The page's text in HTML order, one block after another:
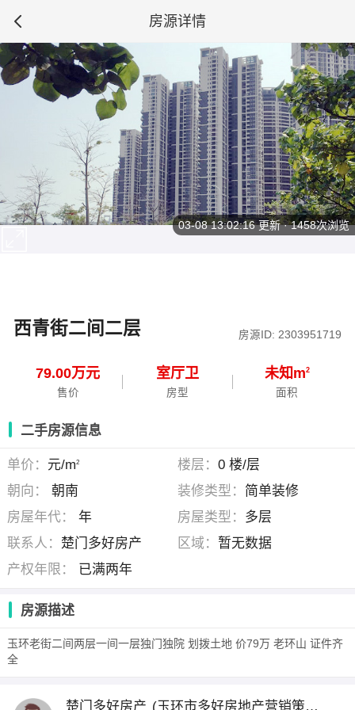
房源详情
西青街二间二层 房源ID: 2303951719
79.00万元
售价
室厅卫
房型
未知m2
面积
03-08 13:02:16更新 · 1458次浏览
二手房源信息
单价： 元/m2 楼层： 0 楼/层
朝向：
朝南 装修类型： 简单装修
房屋年代：
年 房屋类型： 多层
联系人： 楚门多好房产 区域： 暂无数据
产权年限：
已满两年
房源描述
玉环老街二间两层一间一层独门独院 划拨土地 价79万 老环山 证件齐
全
楚门多好房产 (玉环市多好房地产营销策划有限公司 )